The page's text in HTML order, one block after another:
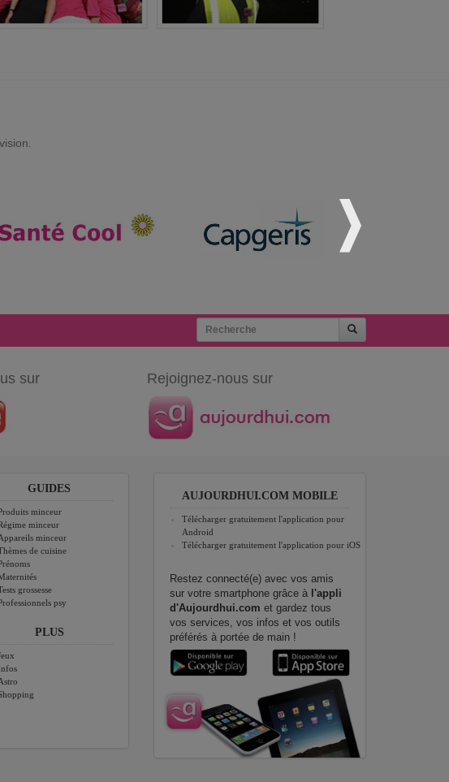
sur Rejoignez-nous sur
GUIDES
minceur
minceur
minceur
de cuisine
grossesse
psy
PLUS
AUJOURDHUI.COM MOBILE
Télécharger gratuitement l'application pour
Android
Télécharger gratuitement l'application pour iOS
Restez connecté(e) avec vos amis
sur votre smartphone grâce à l'appli
d'Aujourdhui.com et gardez tous
vos services, vos infos et vos outils
préférés à portée de main !